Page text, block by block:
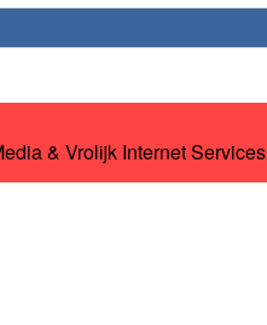
& Vrolijk Internet Services